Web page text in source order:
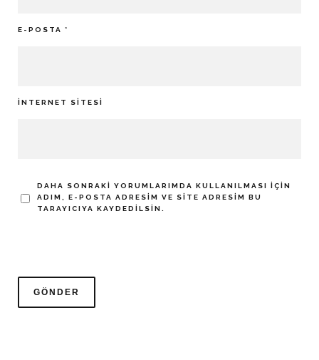
E-POSTA *
İNTERNET SITESI
DAHA SONRAKI YORUMLARIMDA KULLANILMASI IÇIN
ADIM, E-POSTA ADRESIM VE SITE ADRESIM BU
TARAYICIYA KAYDEDILSIN.